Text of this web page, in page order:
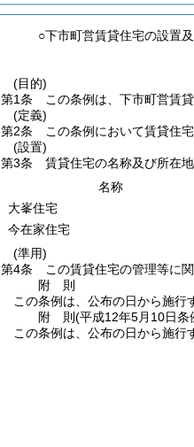
○下市町営賃貸住宅の設置
(目的)
第1条
この条例は、下市町営賃
(定義)
第2条
この条例において賃貸住宅
(設置)
第3条
賃貸住宅の名称及び所在
名称
大峯住宅
今在家住宅
(準用)
第4条
この賃貸住宅の管理等に
附 則
この条例は、公布の日から施行
附 則(平成12年5月10日条
この条例は、公布の日から施行